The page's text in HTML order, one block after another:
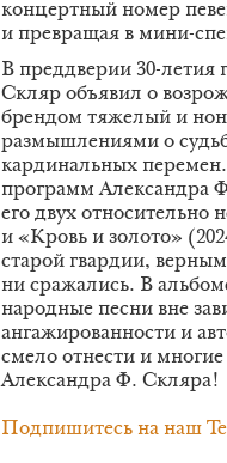
концертный номер
и превращая в мини-
В преддверии 30-летия
Скляр объявил о
брендом тяжелый и
размышлениями о
кардинальных
программ Александра
его двух относительно
и «Кровь и золото»
старой гвардии,
ни сражались. В
народные песни вне
ангажированности и
смело отнести и
Александра Ф. Скляра!
Подпишитесь на наш